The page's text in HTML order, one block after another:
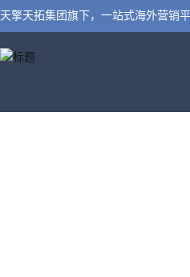
天擎天拓集团旗下，一站式海外营销